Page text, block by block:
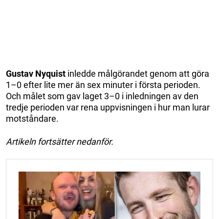
Gustav Nyquist inledde målgörandet genom att göra
1–0 efter lite mer än sex minuter i första perioden.
Och målet som gav laget 3–0 i inledningen av den
tredje perioden var rena uppvisningen i hur man lurar
motståndare.
Artikeln fortsätter nedanför.